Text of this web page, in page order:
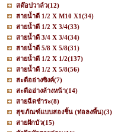
สต๊อปวาล์ว(12)
สายน้ำดี 1/2 X M10 X1(34)
สายน้ำดี 1/2 X 3/4(33)
สายน้ำดี 3/4 X 3/4(34)
สายน้ำดี 5/8 X 5/8(31)
สายน้ำดี 1/2 X 1/2(137)
สายน้ำดี 1/2 X 5/8(56)
สะดืออ่างซิงค์(7)
สะดืออ่างล้างหน้า(14)
สายฉีดชำระ(8)
สุขภัณฑ์แบบสองชิ้น (ท่อลงพื้น)(3)
สายฝักบัว(15)